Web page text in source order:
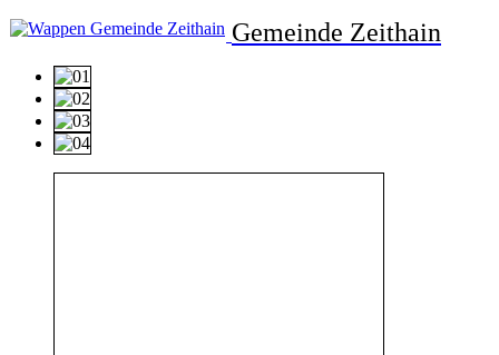
Gemeinde Zeithain